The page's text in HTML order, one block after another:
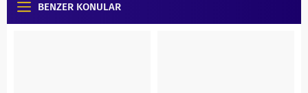
BENZER KONULAR